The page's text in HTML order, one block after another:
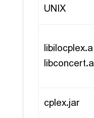
UNIX
libilocplex.a
libconcert.a
cplex.jar